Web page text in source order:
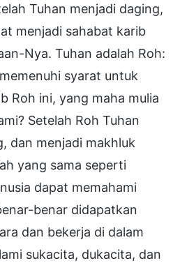
Tuhan menjadi daging,
menjadi sahabat karib
Nya. Tuhan adalah Roh:
syarat untuk
Roh ini, yang maha mulia
Setelah Roh Tuhan
dan menjadi makhluk
yang sama seperti
dapat memahami
benar didapatkan
dan bekerja di dalam
sukacita, dukacita, dan